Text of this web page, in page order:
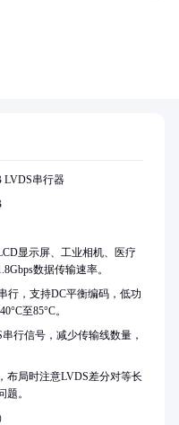
LVDS串行器
显示屏、工业相机、医疗
数据传输速率。
行，支持DC平衡编码，低功
至85°C。
行信号，减少传输线数量，
布局时注意LVDS差分对等长
。